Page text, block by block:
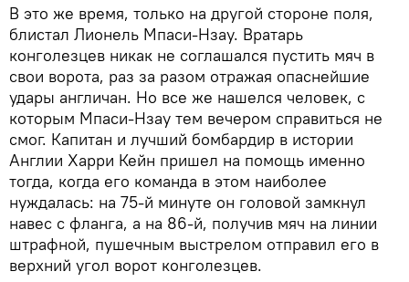
В это же время, только на другой стороне поля,
блистал Лионель Мпаси-Нзау. Вратарь
конголезцев никак не соглашался пустить мяч в
свои ворота, раз за разом отражая опаснейшие
удары англичан. Но все же нашелся человек, с
которым Мпаси-Нзау тем вечером справиться не
смог. Капитан и лучший бомбардир в истории
Англии Харри Кейн пришел на помощь именно
тогда, когда его команда в этом наиболее
нуждалась: на 75-й минуте он головой замкнул
навес с фланга, а на 86-й, получив мяч на линии
штрафной, пушечным выстрелом отправил его в
верхний угол ворот конголезцев.